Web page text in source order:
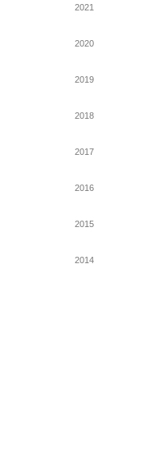
2021
2020
2019
2018
2017
2016
2015
2014